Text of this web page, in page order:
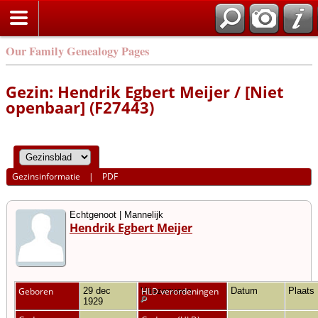
Our Family Genealogy Pages
Gezin: Hendrik Egbert Meijer / [Niet
openbaar] (F27443)
Gezinsinformatie | PDF
Echtgenoot | Mannelijk
Hendrik Egbert Meijer
Geboren
29 dec
1929
Vriezenveen
HLD verordeningen Datum Plaats